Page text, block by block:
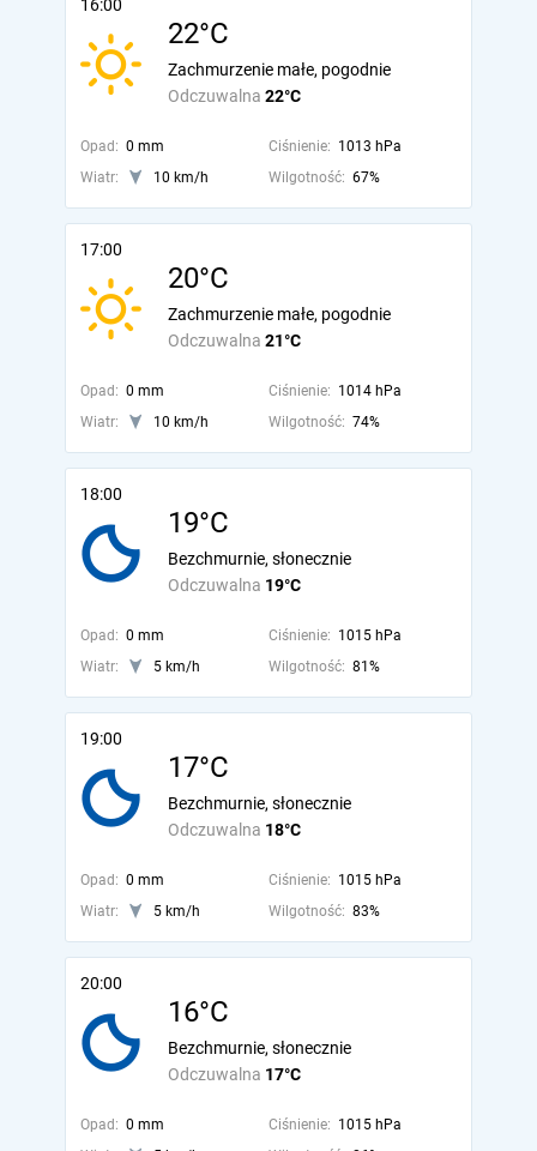
16:00
22°C
Odczuwalna 22°C
Zachmurzenie małe, pogodnie
Opad: 0 mm Ciśnienie: 1013 hPa
Wiatr:
10 km/h Wilgotność: 67%
17:00
20°C
Odczuwalna 21°C
Zachmurzenie małe, pogodnie
Opad: 0 mm Ciśnienie: 1014 hPa
Wiatr:
10 km/h Wilgotność: 74%
18:00
19°C
Odczuwalna 19°C
Bezchmurnie, słonecznie
Opad: 0 mm Ciśnienie: 1015 hPa
Wiatr:
5 km/h Wilgotność: 81%
19:00
17°C
Odczuwalna 18°C
Bezchmurnie, słonecznie
Opad: 0 mm Ciśnienie: 1015 hPa
Wiatr:
5 km/h Wilgotność: 83%
20:00
16°C
Odczuwalna 17°C
Bezchmurnie, słonecznie
Opad: 0 mm Ciśnienie: 1015 hPa